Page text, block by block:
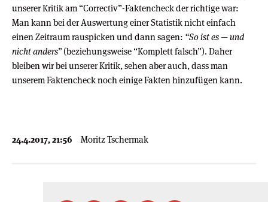
unserer Kritik am “Correctiv”-Faktencheck der richtige war:
Man kann bei der Auswertung einer Statistik nicht einfach
einen Zeitraum rauspicken und dann sagen: “So ist es — und
nicht anders”(beziehungsweise “Komplett falsch”). Daher
bleiben wir bei unserer Kritik, sehen aber auch, dass man
unserem Faktencheck noch einige Fakten hinzufügen kann.
24.4.2017, 21:56 Moritz Tschermak